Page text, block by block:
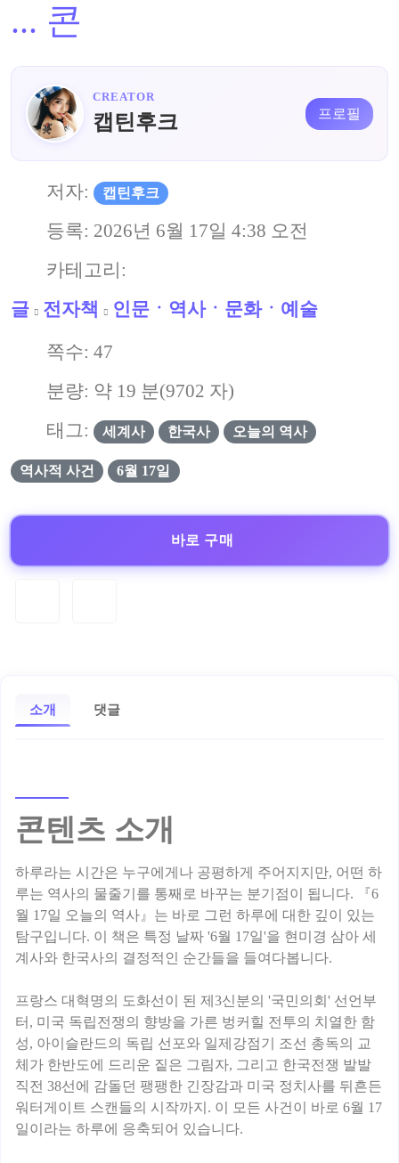
... 콘
CREATOR
캡틴후크 프로필
저자: 캡틴후크
등록: 2026년 6월 17일 4:38 오전
카테고리:
글
전자책 인문ㆍ역사ㆍ문화ㆍ예술
쪽수: 47
분량: 약 19 분(9702 자)
태그:
세계사 한국사 오늘의 역사
역사적 사건 6월 17일
바로 구매
소개 댓글
콘텐츠 소개
하루라는 시간은 누구에게나 공평하게 주어지지만, 어떤 하
루는 역사의 물줄기를 통째로 바꾸는 분기점이 됩니다. 『6
월 17일 오늘의 역사』는 바로 그런 하루에 대한 깊이 있는
탐구입니다. 이 책은 특정 날짜 '6월 17일'을 현미경 삼아 세
계사와 한국사의 결정적인 순간들을 들여다봅니다.
프랑스 대혁명의 도화선이 된 제3신분의 '국민의회' 선언부
터, 미국 독립전쟁의 향방을 가른 벙커힐 전투의 치열한 함
성, 아이슬란드의 독립 선포와 일제강점기 조선 총독의 교
체가 한반도에 드리운 짙은 그림자, 그리고 한국전쟁 발발
직전 38선에 감돌던 팽팽한 긴장감과 미국 정치사를 뒤흔든
워터게이트 스캔들의 시작까지. 이 모든 사건이 바로 6월 17
일이라는 하루에 응축되어 있습니다.